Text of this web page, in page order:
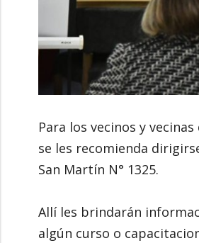
Para los vecinos y
se les recomienda
San Martín N° 1325.
Allí les brindarán
algún curso o